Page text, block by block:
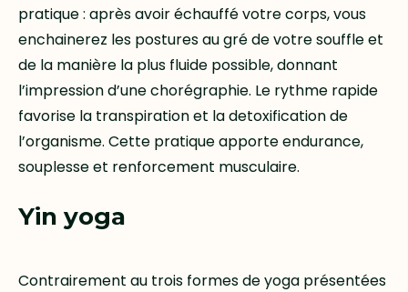
pratique : après avoir échauffé votre corps, vous
enchainerez les postures au gré de votre souffle et
de la manière la plus fluide possible, donnant
l’impression d’une chorégraphie. Le rythme rapide
favorise la transpiration et la detoxification de
l’organisme. Cette pratique apporte endurance,
souplesse et renforcement musculaire.
Yin yoga
Contrairement au trois formes de yoga présentées